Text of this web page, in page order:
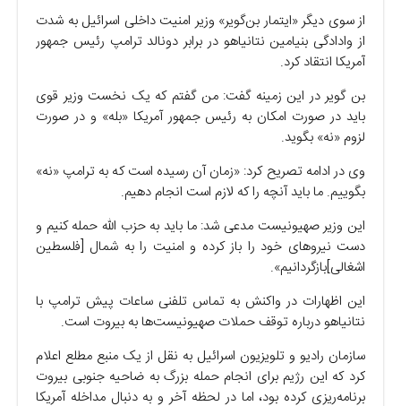
از سوی دیگر «ایتمار بن‌گویر» وزیر امنیت داخلی اسرائیل به شدت
از وادادگی بنیامین نتانیاهو در برابر دونالد ترامپ رئیس جمهور
آمریکا انتقاد کرد.
بن گویر در این زمینه گفت: من گفتم که یک نخست وزیر قوی
باید در صورت امکان به رئیس جمهور آمریکا «بله» و در صورت
لزوم «نه» بگوید.
وی در ادامه تصریح کرد: «زمان آن رسیده است که به ترامپ «نه»
بگوییم. ما باید آنچه را که لازم است انجام دهیم.
این وزیر صهیونیست مدعی شد: ما باید به حزب الله حمله کنیم و
دست نیرو‌های خود را باز کرده و امنیت را به شمال [فلسطین
اشغالی]بازگردانیم».
این اظهارات در واکنش به تماس تلفنی ساعات پیش ترامپ با
نتانیاهو درباره توقف حملات صهیونیست‌ها به بیروت است.
سازمان رادیو و تلویزیون اسرائیل به نقل از یک منبع مطلع اعلام
کرد که این رژیم برای انجام حمله بزرگ به ضاحیه جنوبی بیروت
برنامه‌ریزی کرده بود، اما در لحظه آخر و به دنبال مداخله آمریکا